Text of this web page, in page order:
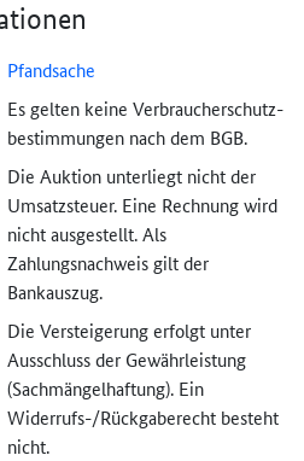
Pfandsache
Es gelten keine Verbraucher­schutz­
bestimmungen nach dem BGB.
Die Auktion unterliegt nicht der
Umsatzsteuer. Eine Rechnung wird
nicht ausgestellt. Als
Zahlungsnachweis gilt der
Bankauszug.
Die Versteigerung erfolgt unter
Ausschluss der Gewährleistung
(Sachmängel­haftung). Ein
Widerrufs-/Rückgaberecht besteht
nicht.